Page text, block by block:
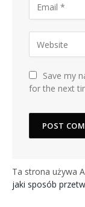
Save my
for the next
Ta strona używa
jaki sposób